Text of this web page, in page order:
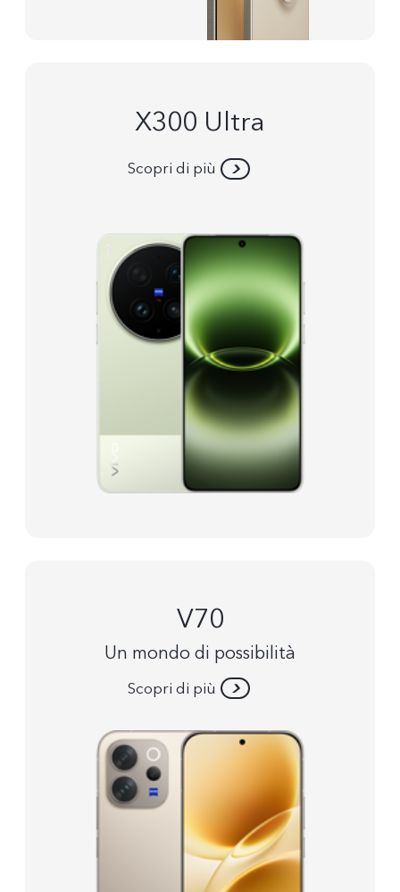
X300 Ultra
Scopri di più
V70
Un mondo di possibilità
Scopri di più